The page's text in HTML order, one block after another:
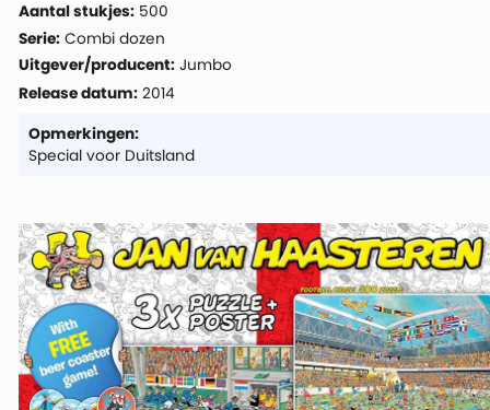
Aantal stukjes: 500
Serie: Combi dozen
Uitgever/producent: Jumbo
Release datum: 2014
Opmerkingen:
Special voor Duitsland